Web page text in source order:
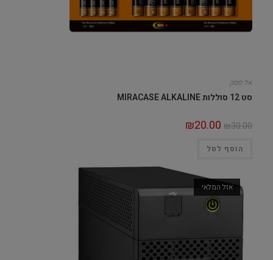
אל פסק
סט 12 סוללות MIRACASE ALKALINE
₪30.00
₪20.00
הוסף לסל
אזל המלאי